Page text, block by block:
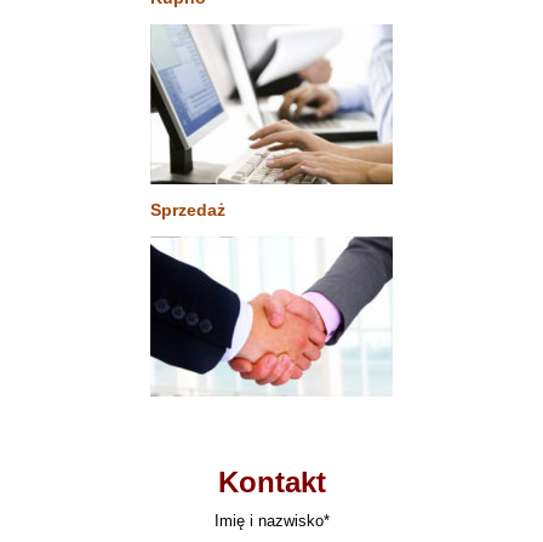
Sprzedaż
Kontakt
Imię i nazwisko*